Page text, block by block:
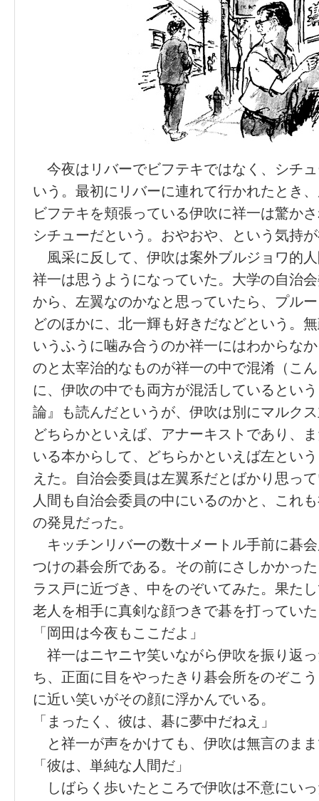
今夜はリバーでビフテキではなく、シチ
いう。最初にリバーに連れて行かれたとき
ビフテキを頬張っている伊吹に祥一は驚か
シチューだという。おやおや、という気持
風采に反して、伊吹は案外ブルジョワ的
祥一は思うようになっていた。大学の自治
から、左翼なのかなと思っていたら、プル
どのほかに、北一輝も好きだなどという。
いうふうに噛み合うのか祥一にはわからな
のと太宰治的なものが祥一の中で混淆（こ
に、伊吹の中でも両方が混活しているとい
論』も読んだというが、伊吹は別にマルク
どちらかといえば、アナーキストであり、
いる本からして、どちらかといえば左とい
えた。自治会委員は左翼系だとばかり思っ
人間も自治会委員の中にいるのかと、これ
の発見だった。
キッチンリバーの数十メートル手前に碁
つけの碁会所である。その前にさしかかっ
ラス戸に近づき、中をのぞいてみた。果た
老人を相手に真剣な顔つきで碁を打ってい
「岡田は今夜もここだよ」
祥一はニヤニヤ笑いながら伊吹を振り返
ち、正面に目をやったきり碁会所をのぞこ
に近い笑いがその顔に浮かんでいる。
「まったく、彼は、碁に夢中だねえ」
と祥一が声をかけても、伊吹は無言のま
「彼は、単純な人間だ」
しばらく歩いたところで伊吹は不意にい